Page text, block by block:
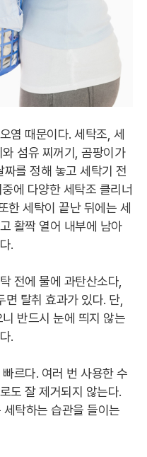
염 때문이다. 세탁조, 세
섬유 찌꺼기, 곰팡이가
를 정해 놓고 세탁기 전
에 다양한 세탁조 클리너
한 세탁이 끝난 뒤에는 세
활짝 열어 내부에 남아
.
전에 물에 과탄산소다,
탈취 효과가 있다. 단,
반드시 눈에 띄지 않는
.
르다. 여러 번 사용한 수
도 잘 제거되지 않는다.
탁하는 습관을 들이는